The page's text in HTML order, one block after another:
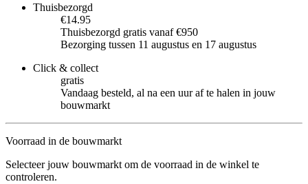
Thuisbezorgd
€14.95
Thuisbezorgd gratis vanaf €950
Bezorging tussen 11 augustus en 17 augustus
Click & collect
gratis
Vandaag besteld, al na een uur af te halen in jouw
bouwmarkt
Voorraad in de bouwmarkt
Selecteer jouw bouwmarkt om de voorraad in de winkel te
controleren.